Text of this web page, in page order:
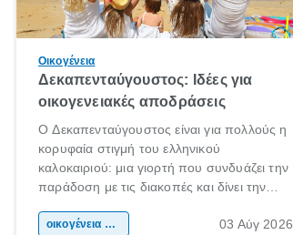
Οικογένεια
Δεκαπενταύγουστος: Ιδέες για
οικογενειακές αποδράσεις
Ο Δεκαπενταύγουστος είναι για πολλούς η
κορυφαία στιγμή του ελληνικού
καλοκαιριού: μια γιορτή που συνδυάζει την
παράδοση με τις διακοπές και δίνει την
χώρας. Είτε πρόκειται για λίγες μέρες
οικογένεια & παιδί 03 Αύγ 2026